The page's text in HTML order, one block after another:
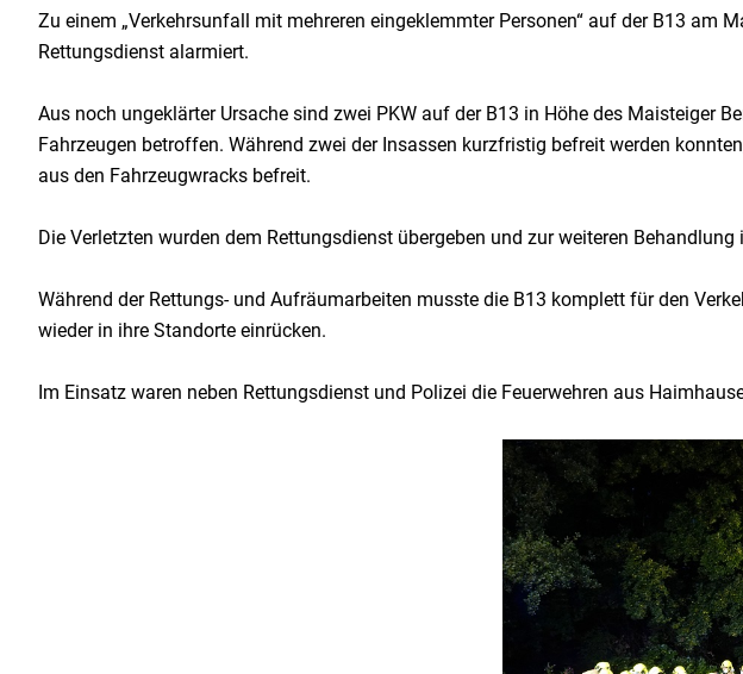
Zu einem „Verkehrsunfall mit mehreren eingeklemmter Personen“ auf der B13 am
Rettungsdienst alarmiert.
Aus noch ungeklärter Ursache sind zwei PKW auf der B13 in Höhe des Maisteiger
Fahrzeugen betroffen. Während zwei der Insassen kurzfristig befreit werden
aus den Fahrzeugwracks befreit.
Die Verletzten wurden dem Rettungsdienst übergeben und zur weiteren
Während der Rettungs- und Aufräumarbeiten musste die B13 komplett für den
wieder in ihre Standorte einrücken.
Im Einsatz waren neben Rettungsdienst und Polizei die Feuerwehren aus